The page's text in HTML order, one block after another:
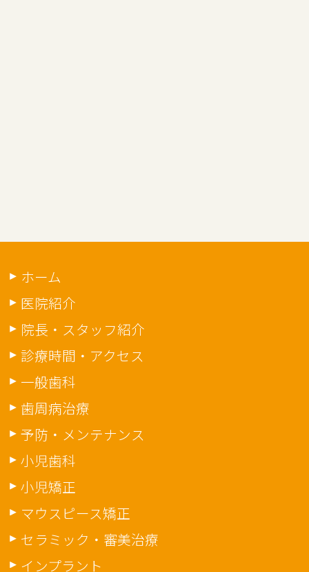
ホーム
医院紹介
院長・スタッフ紹介
診療時間・アクセス
一般歯科
歯周病治療
予防・メンテナンス
小児歯科
小児矯正
マウスピース矯正
セラミック・審美治療
インプラント